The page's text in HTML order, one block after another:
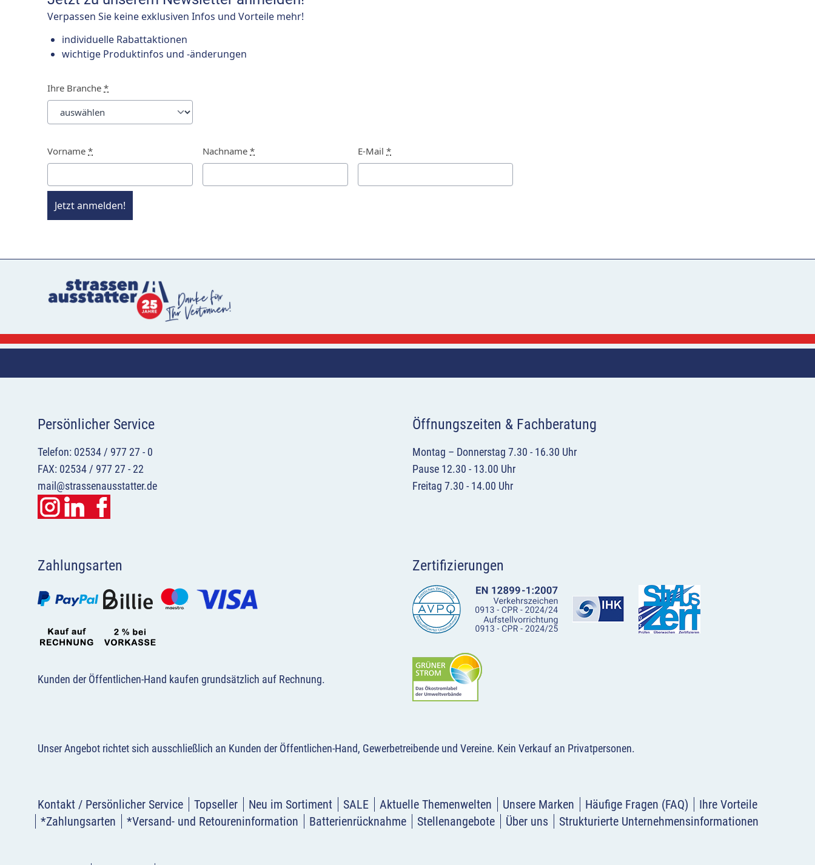
Verpassen Sie keine exklusiven Infos und Vorteile mehr!
individuelle Rabattaktionen
wichtige Produktinfos und -änderungen
Ihre Branche *
Vorname * Nachname * E-Mail *
Jetzt anmelden!
Persönlicher Service
Telefon: 02534 / 977 27 - 0
FAX: 02534 / 977 27 - 22
mail@strassenausstatter.de
Öffnungszeiten & Fachberatung
Montag – Donnerstag 7.30 - 16.30 Uhr
Pause 12.30 - 13.00 Uhr
Freitag 7.30 - 14.00 Uhr
Zahlungsarten
Kunden der Öffentlichen-Hand kaufen grundsätzlich auf Rechnung.
Zertifizierungen
Unser Angebot richtet sich ausschließlich an Kunden der Öffentlichen-Hand, Gewerbetreibende und Vereine. Kein Verkauf an Privatpersonen.
Kontakt / Persönlicher Service Topseller Neu im Sortiment SALE Aktuelle Themenwelten Unsere Marken Häufige Fragen (FAQ)
Ihre Vorteile
*Zahlungsarten
*Versand- und Retoureninformation Batterienrücknahme Stellenangebote Über uns Strukturierte Unternehmensinformationen